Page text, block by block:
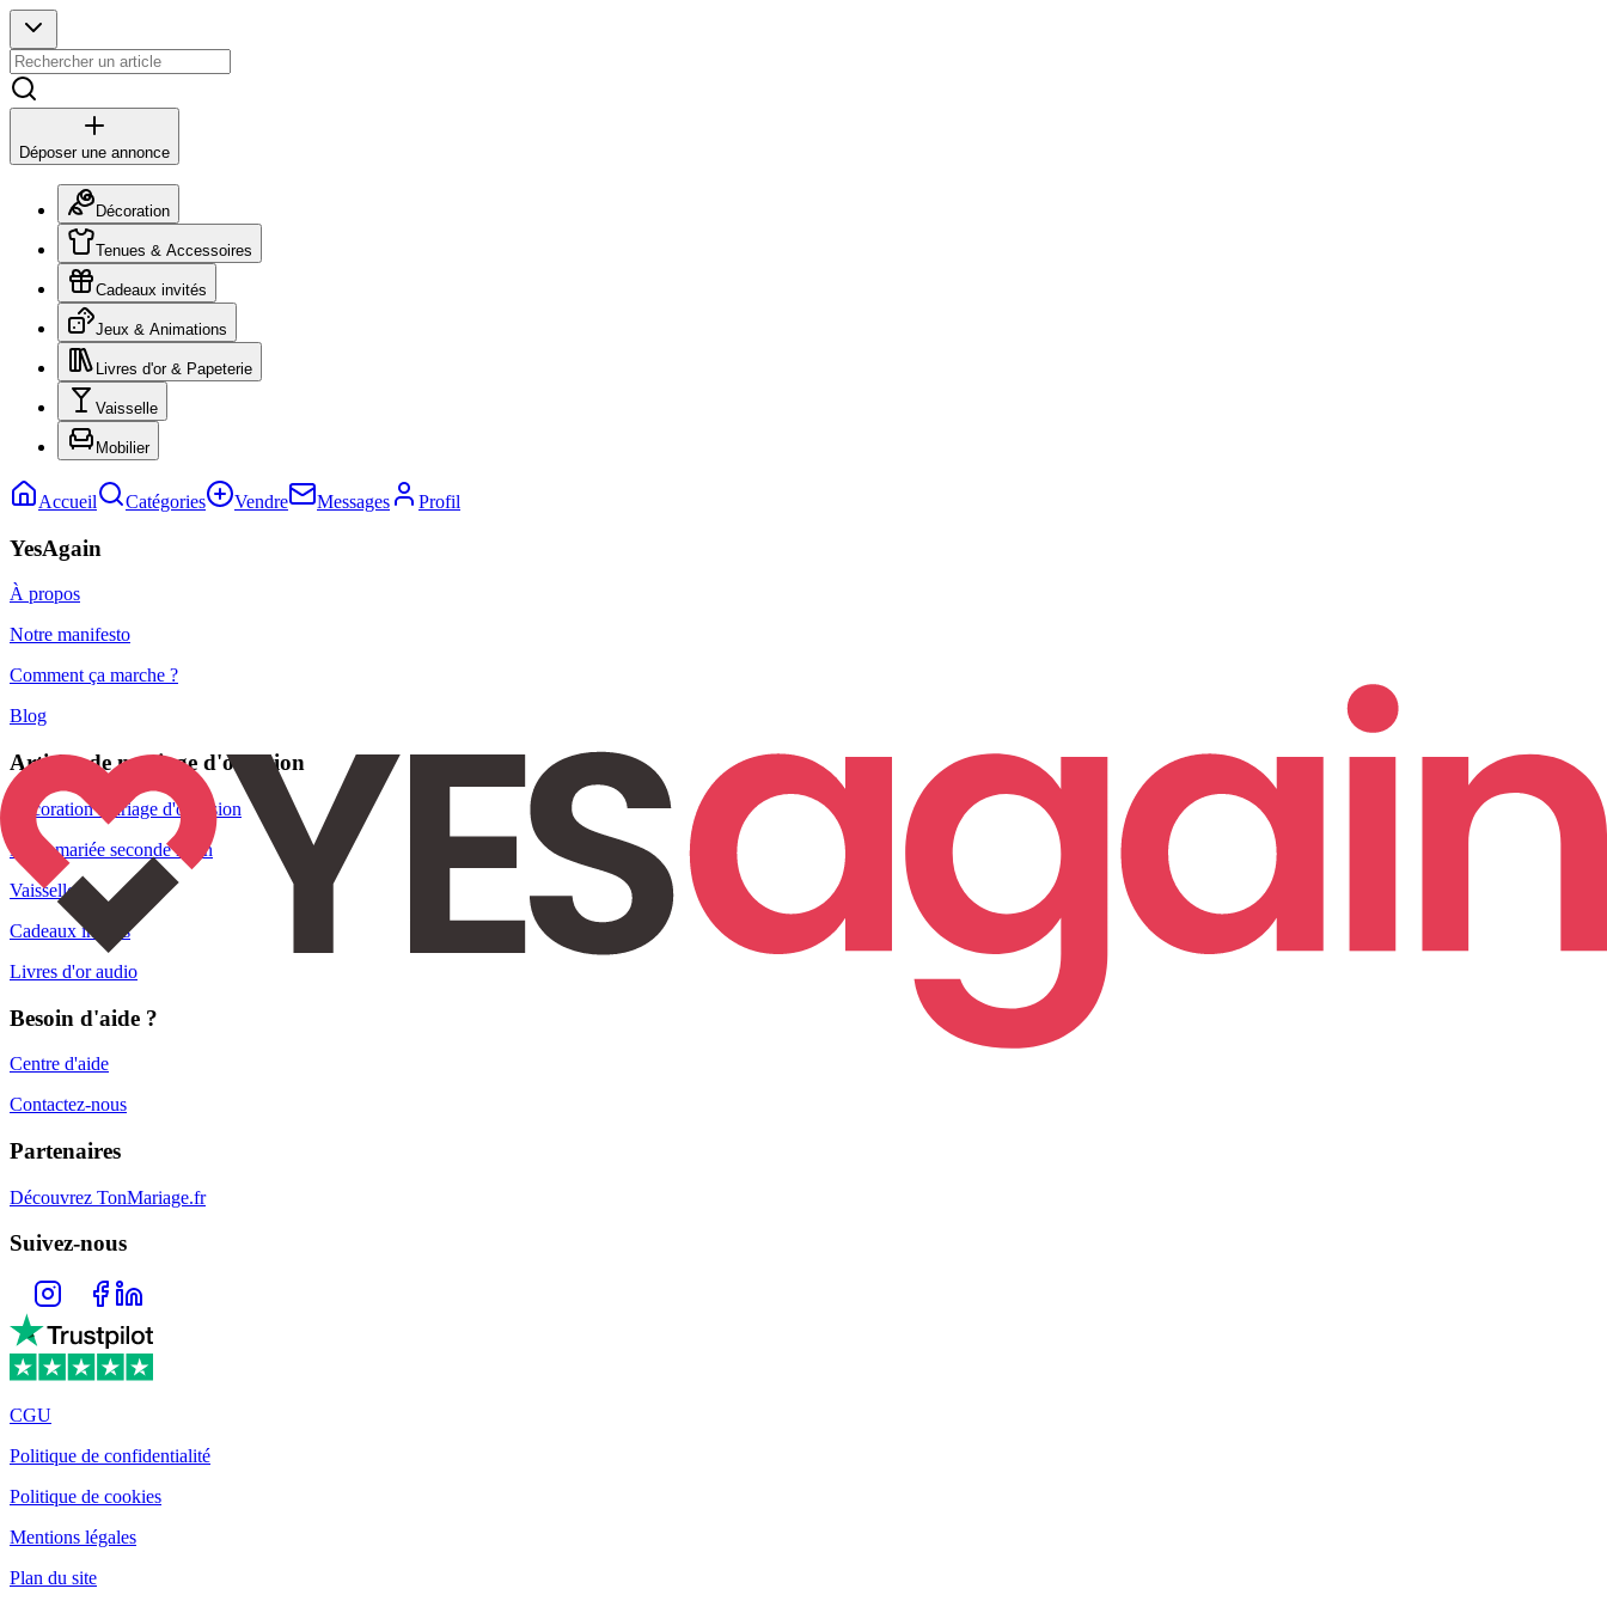
Déposer une annonce
Décoration
Tenues & Accessoires
Cadeaux invités
Jeux & Animations
Livres d'or & Papeterie
Vaisselle
Mobilier
Accueil Catégories Vendre Messages Profil
YesAgain
À propos
Notre manifesto
Comment ça marche ?
Blog
Articles de mariage d'occasion
Décoration mariage d'occasion
Robe mariée seconde main
Vaisselle
Cadeaux invités
Livres d'or audio
Besoin d'aide ?
Centre d'aide
Contactez-nous
Partenaires
Découvrez TonMariage.fr
Suivez-nous
CGU
Politique de confidentialité
Politique de cookies
Mentions légales
Plan du site